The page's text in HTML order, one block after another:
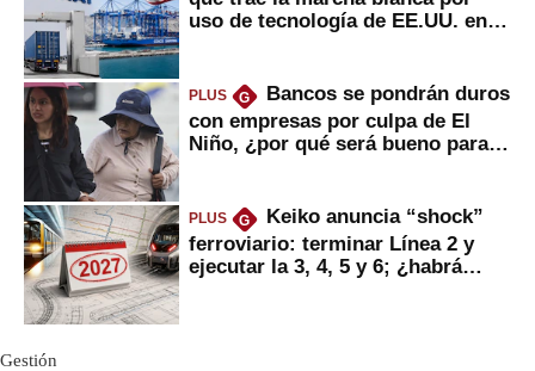
uso de tecnología de EE.UU. en
PLUS G
Bancos se pondrán duros
con empresas por culpa de El
Niño, ¿por qué será bueno para
PLUS G
Keiko anuncia “shock”
ferroviario: terminar Línea 2 y
ejecutar la 3, 4, 5 y 6; ¿habrá
Gestión